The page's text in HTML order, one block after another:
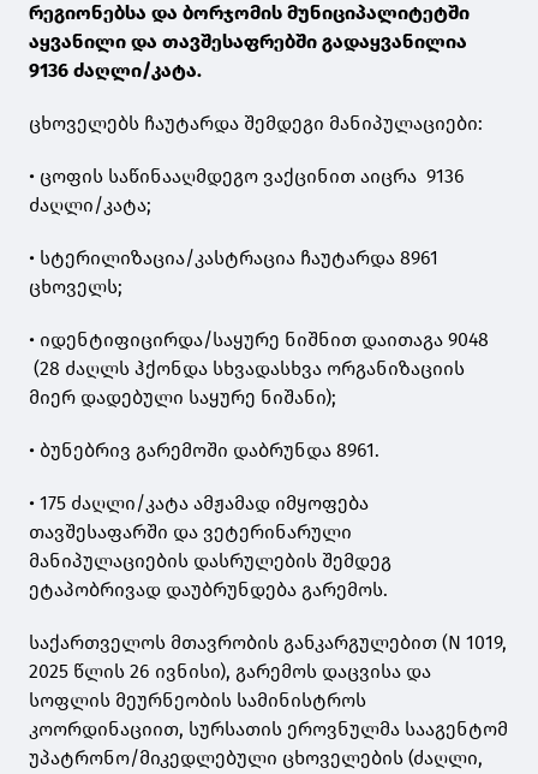
რეგიონებსა და ბორჯომის მუნიციპალიტეტში
აყვანილი და თავშესაფრებში გადაყვანილია
9136 ძაღლი/კატა.
ცხოველებს ჩაუტარდა შემდეგი მანიპულაციები:
• ცოფის საწინააღმდეგო ვაქცინით აიცრა 9136
ძაღლი/კატა;
• სტერილიზაცია/კასტრაცია ჩაუტარდა 8961
ცხოველს;
• იდენტიფიცირდა/საყურე ნიშნით დაითაგა 9048
(28 ძაღლს ჰქონდა სხვადასხვა ორგანიზაციის
მიერ დადებული საყურე ნიშანი);
• ბუნებრივ გარემოში დაბრუნდა 8961.
• 175 ძაღლი/კატა ამჟამად იმყოფება
თავშესაფარში და ვეტერინარული
მანიპულაციების დასრულების შემდეგ
ეტაპობრივად დაუბრუნდება გარემოს.
საქართველოს მთავრობის განკარგულებით (N 1019,
2025 წლის 26 ივნისი), გარემოს დაცვისა და
სოფლის მეურნეობის სამინისტროს
კოორდინაციით, სურსათის ეროვნულმა სააგენტომ
უპატრონო/მიკედლებული ცხოველების (ძაღლი,